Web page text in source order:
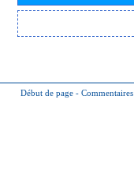
Début de page - Commentaires